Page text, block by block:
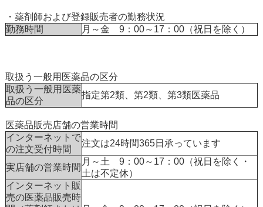
・薬剤師および登録販売者の勤務状況
勤務時間
月～金 9：00～17：00（祝日を除く）
取扱う一般用医薬品の区分
取扱う一般用医薬
品の区分
指定第2類、第2類、第3類医薬品
医薬品販売店舗の営業時間
インターネットで
の注文受付時間
注文は24時間365日承っています
実店舗の営業時間
月～土 9：00～17：00（祝日を除く・
土は不定休）
インターネット販
売の医薬品販売時